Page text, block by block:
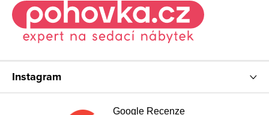
Instagram
Google Recenze